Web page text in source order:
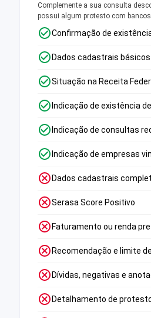
Complemente a sua consulta
possui algum protesto com
Confirmação de
Dados cadastrais básicos
Situação na Receita
Indicação de existência
Indicação de consultas
Indicação de empresas
Dados cadastrais
Serasa Score Positivo
Faturamento ou renda
Recomendação e limite
Dívidas, negativas e
Detalhamento de